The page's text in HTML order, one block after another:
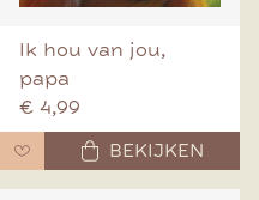
Ik hou van jou,
papa
€ 4,99
BEKIJKEN